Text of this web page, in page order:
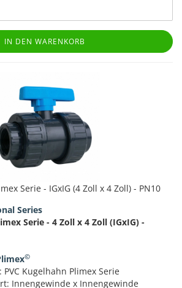
IN DEN WARENKORB
Serie - IGxIG (4 Zoll x 4 Zoll) - PN10
Series
Serie - 4 Zoll x 4 Zoll (IGxIG) -
©
Kugelhahn Plimex Serie
Innengewinde x Innengewinde